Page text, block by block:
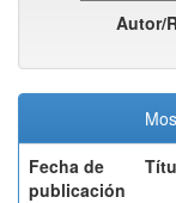
Autor/
Fecha de
publicación